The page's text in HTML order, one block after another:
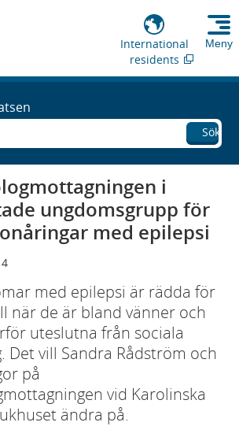
International
residents
Meny
Sök
i
ungdomsgrupp för
med epilepsi
med epilepsi är rädda för
när de är bland vänner och
uteslutna från sociala
Det vill Sandra Rådström och
på
vid Karolinska
ändra på.